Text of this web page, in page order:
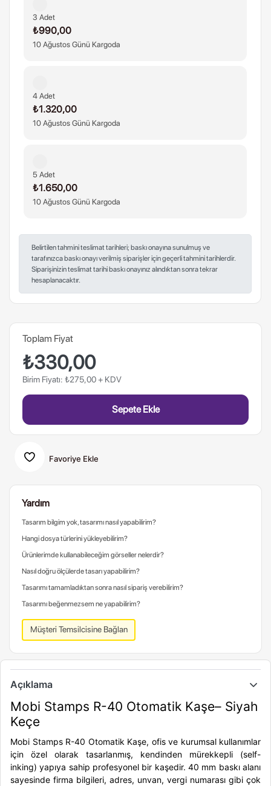
3 Adet
₺990,00
10 Ağustos Günü Kargoda
4 Adet
₺1.320,00
10 Ağustos Günü Kargoda
5 Adet
₺1.650,00
10 Ağustos Günü Kargoda
Belirtilen tahmini teslimat tarihleri; baskı onayına sunulmuş ve
tarafınızca baskı onayı verilmiş siparişler için geçerli tahmini tarihlerdir.
Siparişinizin teslimat tarihi baskı onayınız alındıktan sonra tekrar
hesaplanacaktır.
Toplam Fiyat
₺330,00
Birim Fiyatı: ₺275,00 + KDV
Sepete Ekle
Favoriye Ekle
Yardım
Tasarım bilgim yok, tasarımı nasıl yapabilirim?
Hangi dosya türlerini yükleyebilirim?
Ürünlerimde kullanabileceğim görseller nelerdir?
Nasıl doğru ölçülerde tasarı yapabilirim?
Tasarımı tamamladıktan sonra nasıl sipariş verebilirim?
Tasarımı beğenmezsem ne yapabilirim?
Müşteri Temsilcisine Bağlan
Açıklama
Mobi Stamps R-40 Otomatik Kaşe– Siyah
Keçe
Mobi Stamps R-40 Otomatik Kaşe, ofis ve kurumsal kullanımlar
için özel olarak tasarlanmış, kendinden mürekkepli (self-
inking) yapıya sahip profesyonel bir kaşedir. 40 mm baskı alanı
sayesinde firma bilgileri, adres, unvan, vergi numarası gibi çok